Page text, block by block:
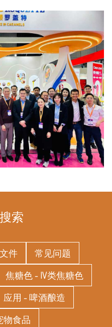
索
件
常见问题
焦糖色 - IV类焦糖色
应用 - 啤酒酿造
物食品